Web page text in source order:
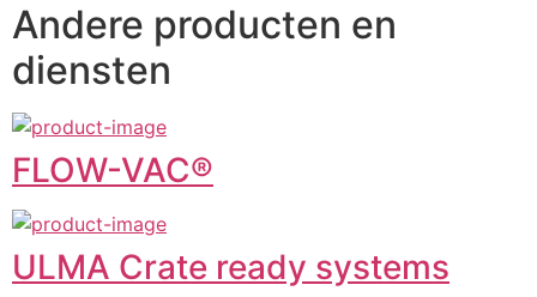
Andere producten en
diensten
FLOW-VAC®
ULMA Crate ready systems